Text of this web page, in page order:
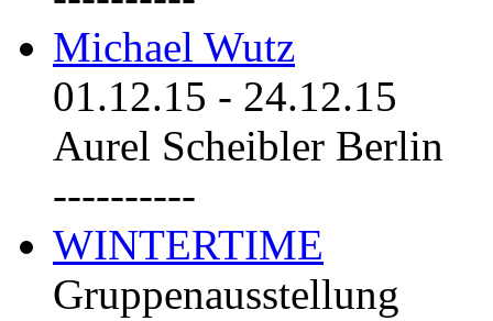
Michael Wutz
01.12.15 - 24.12.15
Aurel Scheibler Berlin
----------
WINTERTIME
Gruppenausstellung